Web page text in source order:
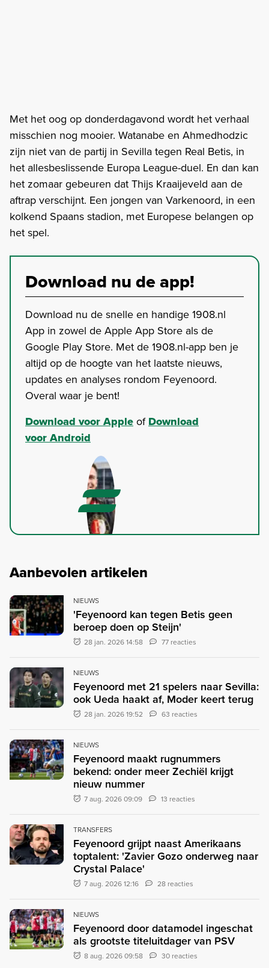
Met het oog op donderdagavond wordt het verhaal
misschien nog mooier. Watanabe en Ahmedhodzic
zijn niet van de partij in Sevilla tegen Real Betis, in
het allesbeslissende Europa League-duel. En dan kan
het zomaar gebeuren dat Thijs Kraaijeveld aan de
aftrap verschijnt. Een jongen van Varkenoord, in een
kolkend Spaans stadion, met Europese belangen op
het spel.
Download nu de app!
Download nu de snelle en handige 1908.nl
App in zowel de Apple App Store als de
Google Play Store. Met de 1908.nl-app ben je
altijd op de hoogte van het laatste nieuws,
updates en analyses rondom Feyenoord.
Overal waar je bent!
Download voor AppleofDownload
voor Android
Aanbevolen artikelen
NIEUWS
'Feyenoord kan tegen Betis geen
beroep doen op Steijn'
28 jan. 2026 14:58 77 reacties
NIEUWS
Feyenoord met 21 spelers naar Sevilla:
ook Ueda haakt af, Moder keert terug
28 jan. 2026 19:52 63 reacties
NIEUWS
Feyenoord maakt rugnummers
bekend: onder meer Zechiël krijgt
nieuw nummer
7 aug. 2026 09:09 13 reacties
TRANSFERS
Feyenoord grijpt naast Amerikaans
toptalent: 'Zavier Gozo onderweg naar
Crystal Palace'
7 aug. 2026 12:16 28 reacties
NIEUWS
Feyenoord door datamodel ingeschat
als grootste titeluitdager van PSV
8 aug. 2026 09:58 30 reacties